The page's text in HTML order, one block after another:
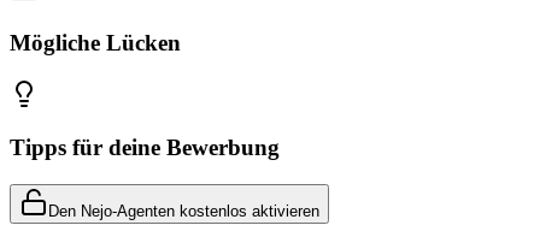
Mögliche Lücken
Tipps für deine Bewerbung
Den Nejo-Agenten kostenlos aktivieren